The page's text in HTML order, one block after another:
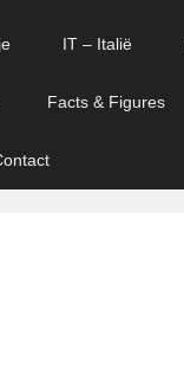
IT – Italië
Facts & Figures